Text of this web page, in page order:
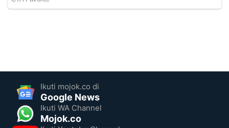
Ikuti mojok.co di
Google News
Ikuti WA Channel
Mojok.co